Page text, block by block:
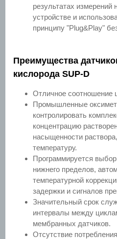
результатах измерений
устройстве и
принципу "Plug&Play"
Преимущества
кислорода SUP-D
Отличное соотношение
Промышленные
контролировать
концентрацию
насыщенности
температуру.
Программируется
нижнего пределов,
температурной
задержки и сигналов
Значительный срок
интервалы между
мембранных датчиков.
Отсутствие